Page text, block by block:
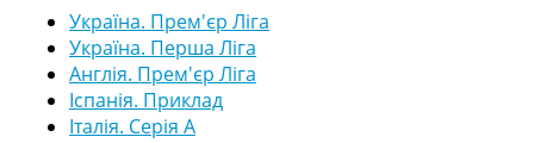
Україна. Прем'єр Ліга
Україна. Перша Ліга
Англія. Прем'єр Ліга
Іспанія. Приклад
Італія. Серія А